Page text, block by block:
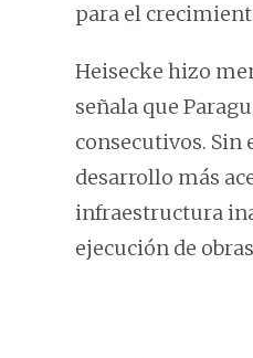
para el
Heisecke hizo
señala que
consecutivos.
desarrollo más
infraestructura
ejecución de